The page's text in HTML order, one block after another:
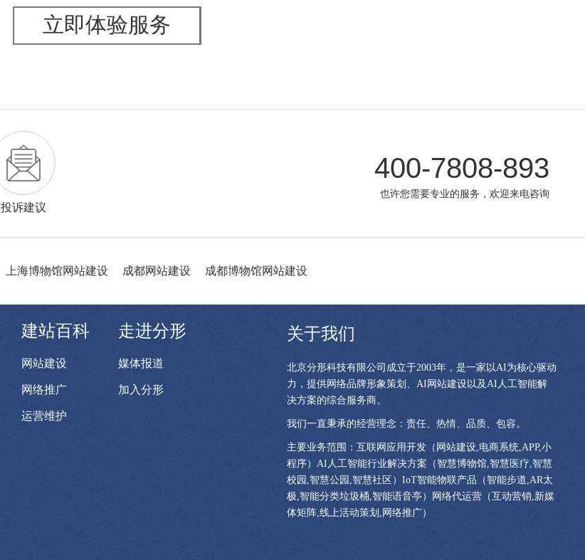
立即体验服务
投诉建议
400-7808-893
也许您需要专业的服务，欢迎来电咨询
上海博物馆网站建设 成都网站建设 成都博物馆网站建设
建站百科
网站建设
网络推广
运营维护
走进分形
媒体报道
加入分形
关于我们
北京分形科技有限公司成立于2003年，是一家以AI为核心驱动
力，提供网络品牌形象策划、AI网站建设以及AI人工智能解
决方案的综合服务商。
我们一直秉承的经营理念：责任、热情、品质、包容。
主要业务范围：互联网应用开发（网站建设,电商系统,APP,小
程序）AI人工智能行业解决方案（智慧博物馆,智慧医疗,智慧
校园,智慧公园,智慧社区）IoT智能物联产品（智能步道,AR太
极,智能分类垃圾桶,智能语音亭）网络代运营（互动营销,新媒
体矩阵,线上活动策划,网络推广）